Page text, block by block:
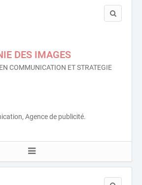
DES IMAGES
COMMUNICATION ET STRATEGIE
Agence de publicité.